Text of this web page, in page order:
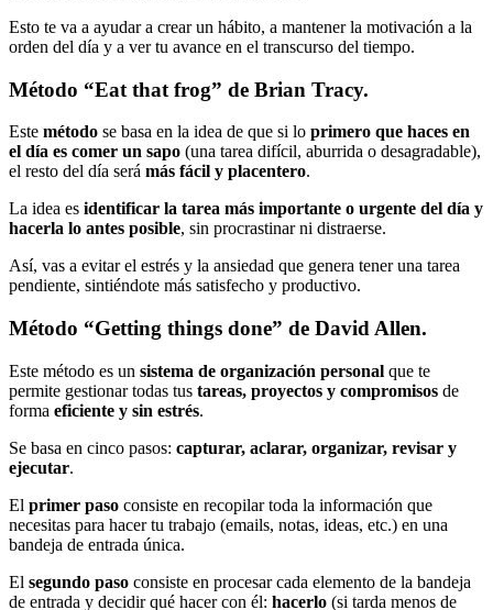
Esto te va a ayudar a crear un hábito, a mantener la motivación a la
orden del día y a ver tu avance en el transcurso del tiempo.
Método “Eat that frog” de Brian Tracy.
Este método se basa en la idea de que si lo primero que haces en
el día es comer un sapo (una tarea difícil, aburrida o desagradable),
el resto del día será más fácil y placentero.
La idea es identificar la tarea más importante o urgente del día y
hacerla lo antes posible, sin procrastinar ni distraerse.
Así, vas a evitar el estrés y la ansiedad que genera tener una tarea
pendiente, sintiéndote más satisfecho y productivo.
Método “Getting things done” de David Allen.
Este método es un sistema de organización personal que te
permite gestionar todas tus tareas, proyectos y compromisos de
forma eficiente y sin estrés.
Se basa en cinco pasos: capturar, aclarar, organizar, revisar y
ejecutar.
El primer paso consiste en recopilar toda la información que
necesitas para hacer tu trabajo (emails, notas, ideas, etc.) en una
bandeja de entrada única.
El segundo paso consiste en procesar cada elemento de la bandeja
de entrada y decidir qué hacer con él: hacerlo (si tarda menos de